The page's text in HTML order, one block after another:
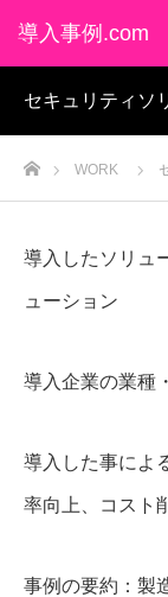
導入事例.com
セキュリティソ
ホームWORK
導入したソリュ
ューション
導入企業の業種
導入した事によ
率向上、コスト
事例の要約：製